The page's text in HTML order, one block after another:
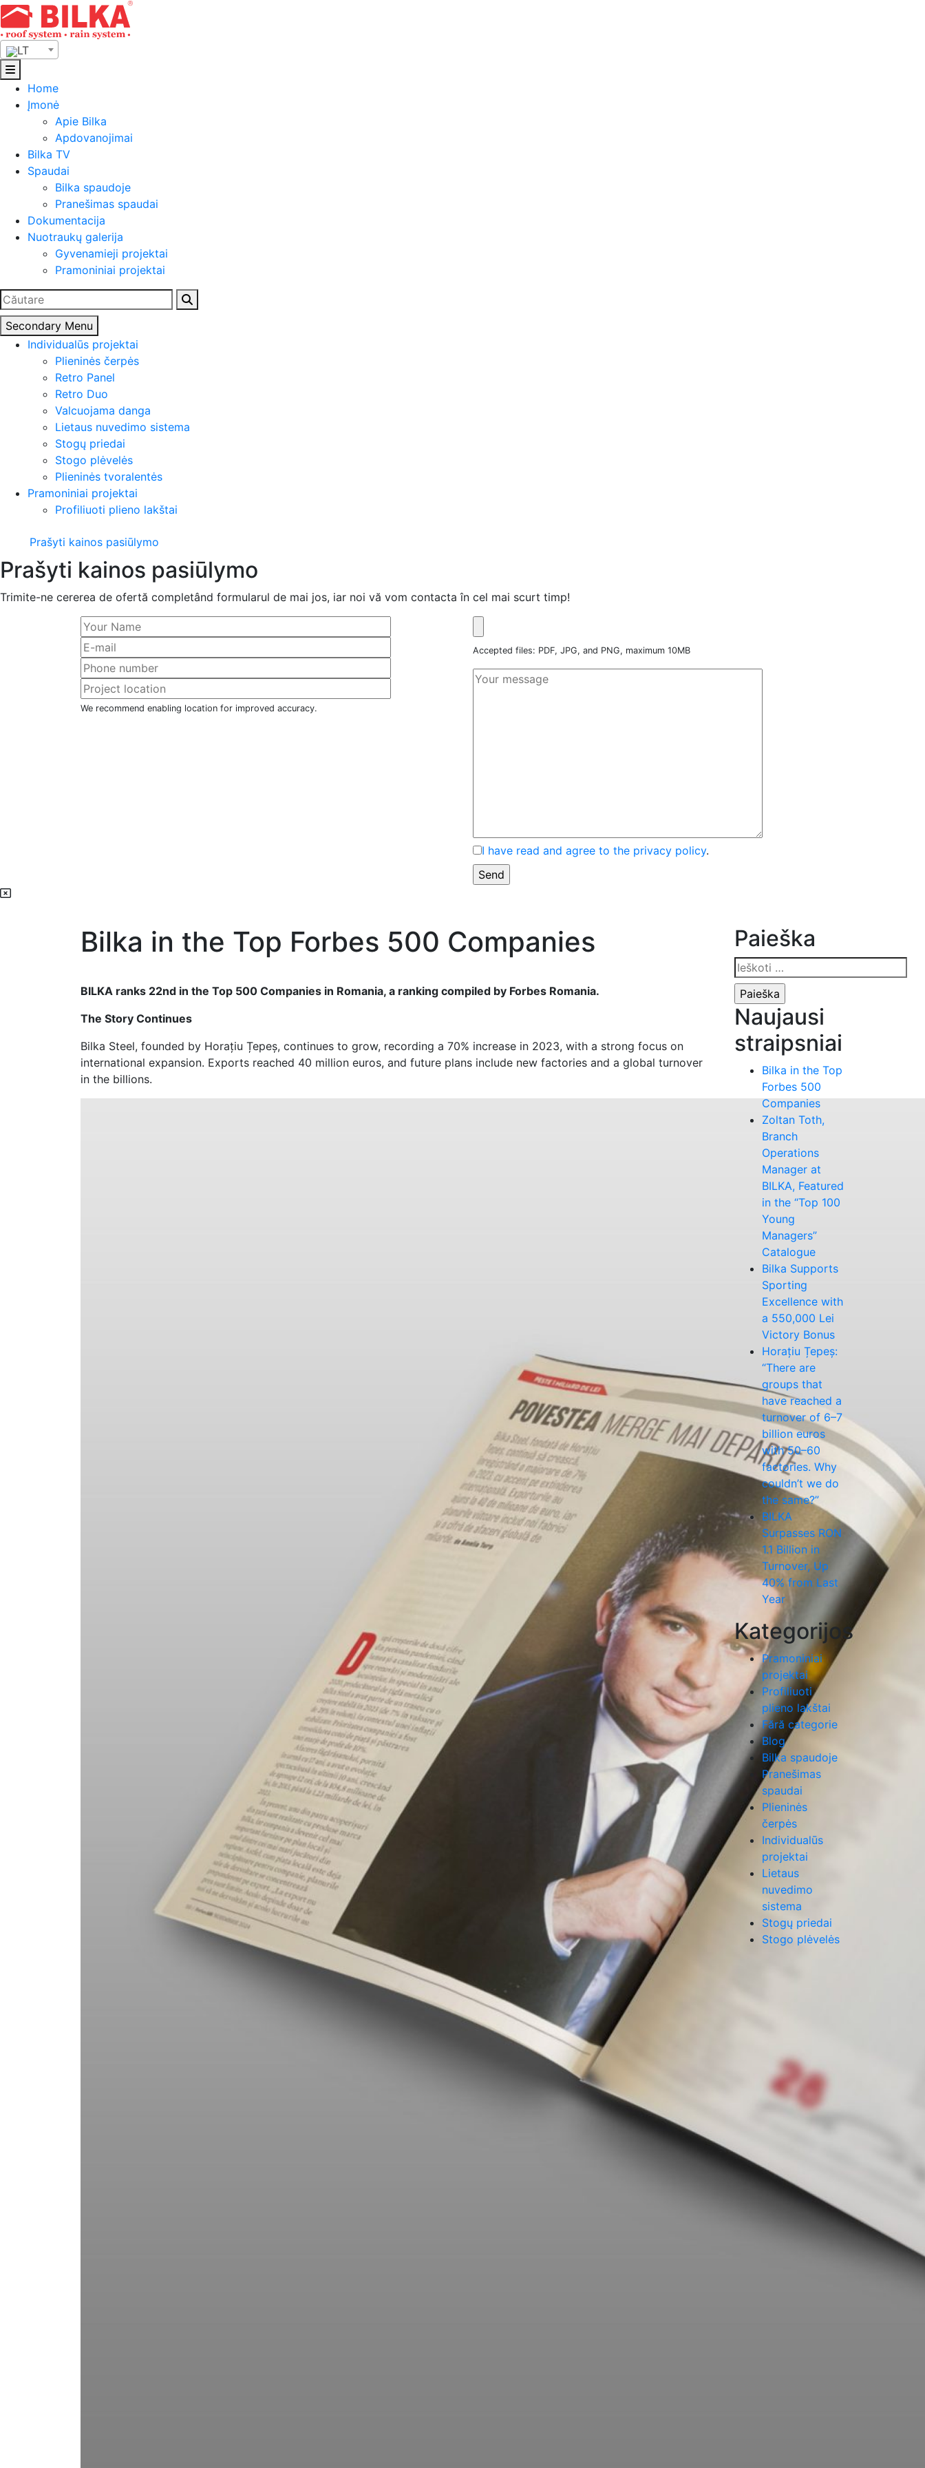
Skip
to
content
LT
Home
Įmonė
Apie Bilka
Apdovanojimai
Bilka TV
Spaudai
Bilka spaudoje
Pranešimas spaudai
Dokumentacija
Nuotraukų galerija
Gyvenamieji projektai
Pramoniniai projektai
Ieškoti:
Secondary Menu
Individualūs projektai
Plieninės čerpės
Retro Panel
Retro Duo
Valcuojama danga
Lietaus nuvedimo sistema
Stogų priedai
Stogo plėvelės
Plieninės tvoralentės
Pramoniniai projektai
Profiliuoti plieno lakštai
Prašyti kainos pasiūlymo
Prašyti kainos pasiūlymo
Trimite-ne cererea de ofertă completând formularul de mai jos, iar noi vă vom contacta în cel mai scurt timp!
We recommend enabling location for improved accuracy.
Accepted files: PDF, JPG, and PNG, maximum 10MB
I have read and agree to the privacy policy.
Bilka in the Top Forbes 500 Companies
BILKA ranks 22nd in the Top 500 Companies in Romania, a ranking compiled by Forbes Romania.
The Story Continues
Bilka Steel, founded by Horațiu Țepeș, continues to grow, recording a 70% increase in 2023, with a strong focus on
international expansion. Exports reached 40 million euros, and future plans include new factories and a global turnover
in the billions.
Paieška
Ieškoti:
Naujausi
straipsniai
Bilka in the Top
Forbes 500
Companies
Zoltan Toth,
Branch
Operations
Manager at
BILKA, Featured
in the “Top 100
Young
Managers”
Catalogue
Bilka Supports
Sporting
Excellence with
a 550,000 Lei
Victory Bonus
Horațiu Țepeș:
“There are
groups that
have reached a
turnover of 6–7
billion euros
with 50–60
factories. Why
couldn’t we do
the same?”
BILKA
Surpasses RON
1.1 Billion in
Turnover, Up
40% from Last
Year
Kategorijos
Pramoniniai
projektai
Profiliuoti
plieno lakštai
Fără categorie
Blog
Bilka spaudoje
Pranešimas
spaudai
Plieninės
čerpės
Individualūs
projektai
Lietaus
nuvedimo
sistema
Stogų priedai
Stogo plėvelės